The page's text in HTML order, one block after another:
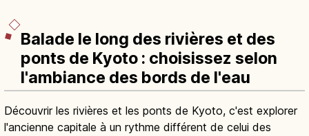
Balade le long des rivières et des
ponts de Kyoto : choisissez selon
l'ambiance des bords de l'eau
Découvrir les rivières et les ponts de Kyoto, c'est explorer
l'ancienne capitale à un rythme différent de celui des